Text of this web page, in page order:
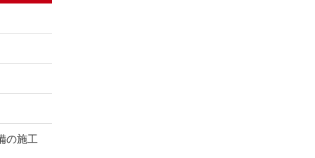
の施工